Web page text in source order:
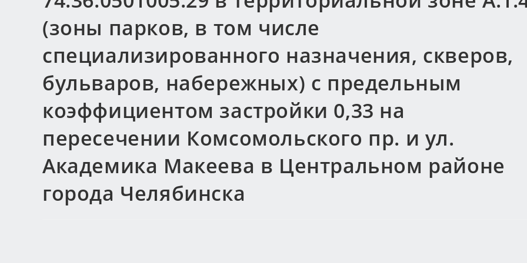
(зоны парков, в том числе
специализированного назначения, скверов,
бульваров, набережных) с предельным
коэффициентом застройки 0,33 на
пересечении Комсомольского пр. и ул.
Академика Макеева в Центральном районе
города Челябинска